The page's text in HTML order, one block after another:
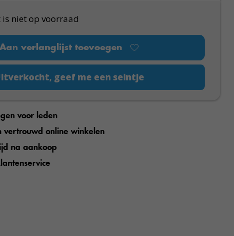
niet op voorraad
Aan verlanglijst toevoegen
geef me een seintje
voor leden
vertrouwd online winkelen
na aankoop